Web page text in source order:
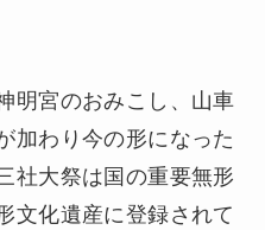
明宮のおみこし、山車
加わり今の形になった
社大祭は国の重要無形
文化遺産に登録されて